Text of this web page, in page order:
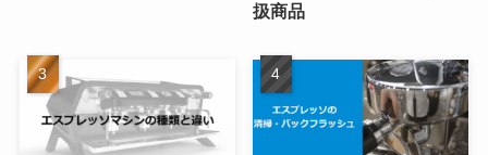
扱商品